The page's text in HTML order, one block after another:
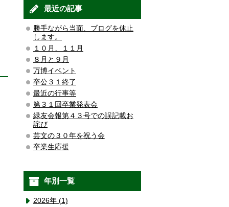
最近の記事
勝手ながら当面、ブログを休止
します。
１０月、１１月
８月と９月
万博イベント
卒公３１終了
最近の行事等
第３１回卒業発表会
緑友会報第４３号での誤記載お
詫び
芸文の３０年を祝う会
卒業生応援
年別一覧
2026年 (1)